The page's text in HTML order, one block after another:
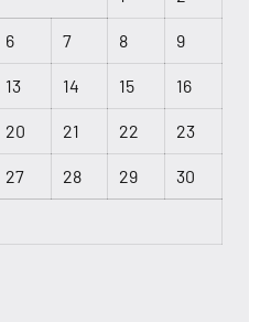
6 7 8 9
13 14 15 16
20 21 22 23
27 28 29 30